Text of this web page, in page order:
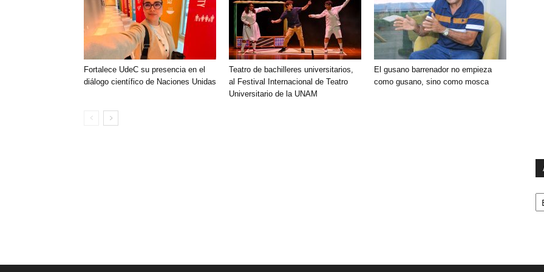
Fortalece UdeC su presencia en el
diálogo científico de Naciones Unidas
Teatro de bachilleres universitarios,
al Festival Internacional de Teatro
Universitario de la UNAM
El gusano barrenador no empieza
como gusano, sino como mosca